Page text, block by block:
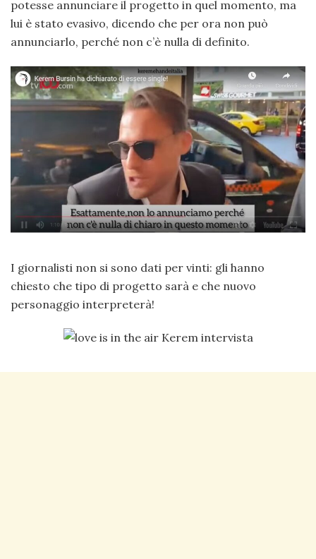
potesse annunciare il progetto in quel momento, ma
lui è stato evasivo, dicendo che per ora non può
annunciarlo, perché non c’è nulla di definito.
I giornalisti non si sono dati per vinti: gli hanno
chiesto che tipo di progetto sarà e che nuovo
personaggio interpreterà!